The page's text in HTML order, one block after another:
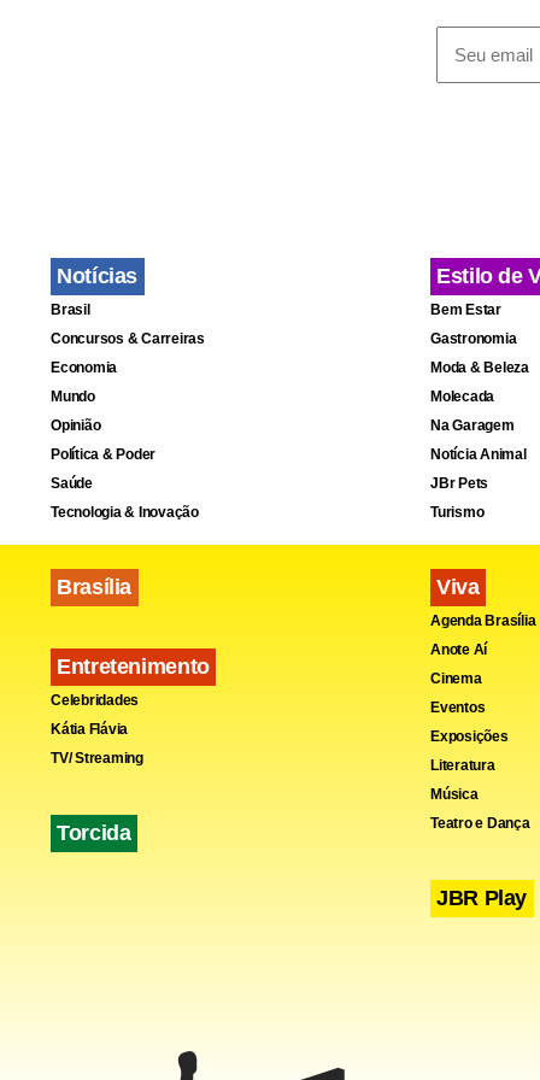
Depois,
Associação
pela edição
Congresso
governo Lula.
O
nota que
jurídicos
disse ter
inferior ao
também
empresa
Notícias
Brasil
Concursos & Carreiras
Economia
Mundo
Opinião
Política & Poder
Saúde
Tecnologia & Inovação
Brasília
Entretenimento
Celebridades
Kátia Flávia
TV/ Streaming
Torcida
Estilo de
Bem Estar
Gastronomia
Moda & Beleza
Molecada
Na Garagem
Notícia Animal
JBr Pets
Turismo
Viva
Agenda Brasília
Anote Aí
Cinema
Eventos
Exposições
Literatura
Música
Teatro e Dança
JBR Play